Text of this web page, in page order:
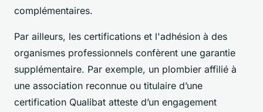
complémentaires.
Par ailleurs, les certifications et l'adhésion à des
organismes professionnels confèrent une garantie
supplémentaire. Par exemple, un plombier affilié à
une association reconnue ou titulaire d’une
certification Qualibat atteste d’un engagement